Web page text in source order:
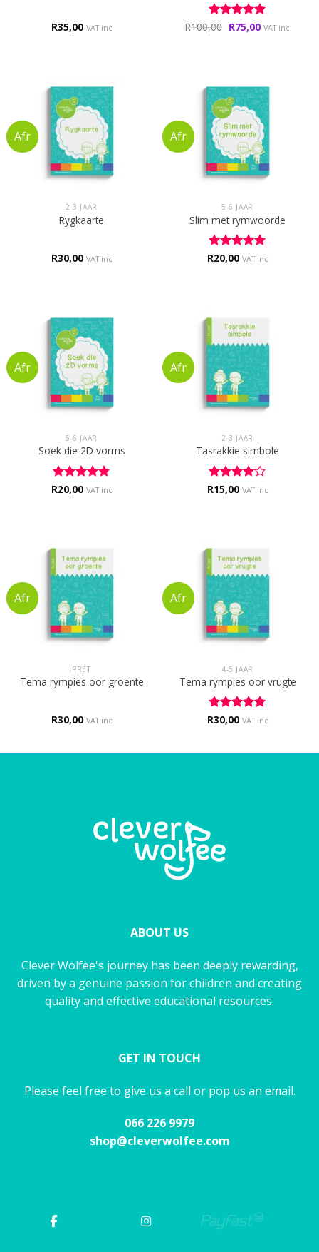
R35,00 VAT inc Rated5
R100,00 Original
price
R75,00Current
VAT inc
2-3 JAAR
Rygkaarte
R30,00 VAT inc
5-6 JAAR
Slim met rymwoorde
Rated 5
R20,00 VAT inc
5-6 JAAR
Soek die 2D vorms
Rated 4.88
R20,00 VAT inc
2-3 JAAR
Tasrakkie simbole
Rated 4
R15,00 VAT inc
PRET
Tema rympies oor groente
R30,00 VAT inc
4-5 JAAR
Tema rympies oor vrugte
Rated 5
R30,00 VAT inc
ABOUT US
Clever Wolfee's journey has been deeply rewarding,
driven by a genuine passion for children and creating
quality and effective educational resources.
GET IN TOUCH
Please feel free to give us a call or pop us an email.
066 226 9979
shop@cleverwolfee.com